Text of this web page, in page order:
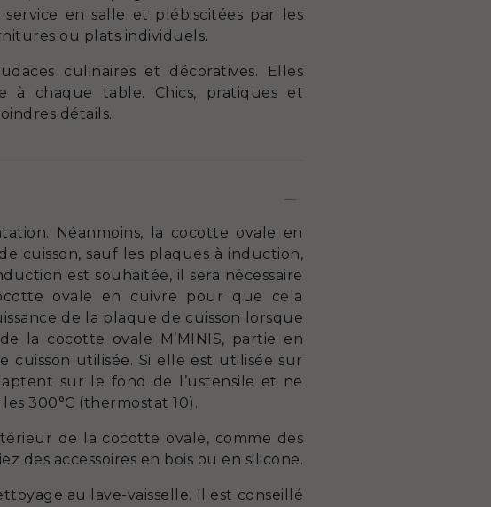
service en salle et plébiscitées par les
ou plats individuels.
culinaires et décoratives. Elles
à chaque table. Chics, pratiques et
détails.
Néanmoins, la cocotte ovale en
cuisson, sauf les plaques à induction,
est souhaitée, il sera nécessaire
ovale en cuivre pour que cela
de la plaque de cuisson lorsque
la cocotte ovale M’MINIS, partie en
cuisson utilisée. Si elle est utilisée sur
sur le fond de l’ustensile et ne
300°C (thermostat 10).
de la cocotte ovale, comme des
des accessoires en bois ou en silicone.
au lave-vaisselle. Il est conseillé